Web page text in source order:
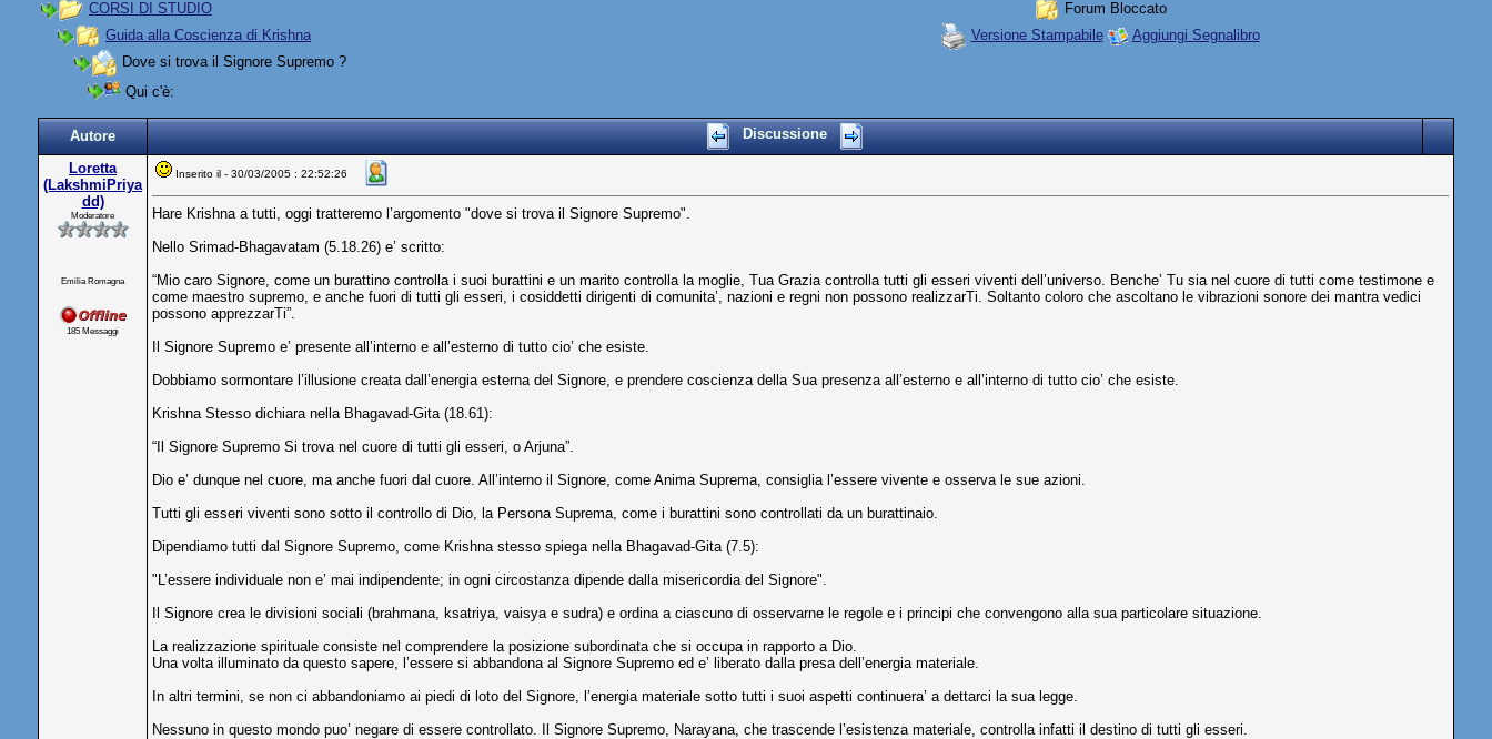
CORSI DI STUDIO
Guida alla Coscienza di Krishna
Dove si trova il Signore Supremo ?
Forum Bloccato
Versione Stampabile
Aggiungi Segnalibro
Qui c'è:
Autore Discussione
Loretta
(LakshmiPriya
dd)
Moderatore
Emilia Romagna
185 Messaggi
Inserito il - 30/03/2005 : 22:52:26
Hare Krishna a tutti, oggi tratteremo l’argomento "dove si trova il Signore Supremo".
Nello Srimad-Bhagavatam (5.18.26) e’ scritto:
“Mio caro Signore, come un burattino controlla i suoi burattini e un marito controlla la moglie, Tua Grazia controlla tutti gli esseri viventi dell’universo. Benche’ Tu sia nel cuore di tutti come testimone e
come maestro supremo, e anche fuori di tutti gli esseri, i cosiddetti dirigenti di comunita’, nazioni e regni non possono realizzarTi. Soltanto coloro che ascoltano le vibrazioni sonore dei mantra vedici
possono apprezzarTi”.
Il Signore Supremo e’ presente all’interno e all’esterno di tutto cio’ che esiste.
Dobbiamo sormontare l’illusione creata dall’energia esterna del Signore, e prendere coscienza della Sua presenza all’esterno e all’interno di tutto cio’ che esiste.
Krishna Stesso dichiara nella Bhagavad-Gita (18.61):
“Il Signore Supremo Si trova nel cuore di tutti gli esseri, o Arjuna”.
Dio e’ dunque nel cuore, ma anche fuori dal cuore. All’interno il Signore, come Anima Suprema, consiglia l’essere vivente e osserva le sue azioni.
Tutti gli esseri viventi sono sotto il controllo di Dio, la Persona Suprema, come i burattini sono controllati da un burattinaio.
Dipendiamo tutti dal Signore Supremo, come Krishna stesso spiega nella Bhagavad-Gita (7.5):
"L’essere individuale non e’ mai indipendente; in ogni circostanza dipende dalla misericordia del Signore".
Il Signore crea le divisioni sociali (brahmana, ksatriya, vaisya e sudra) e ordina a ciascuno di osservarne le regole e i principi che convengono alla sua particolare situazione.
La realizzazione spirituale consiste nel comprendere la posizione subordinata che si occupa in rapporto a Dio.
Una volta illuminato da questo sapere, l’essere si abbandona al Signore Supremo ed e’ liberato dalla presa dell’energia materiale.
In altri termini, se non ci abbandoniamo ai piedi di loto del Signore, l’energia materiale sotto tutti i suoi aspetti continuera’ a dettarci la sua legge.
Nessuno in questo mondo puo’ negare di essere controllato. Il Signore Supremo, Narayana, che trascende l’esistenza materiale, controlla infatti il destino di tutti gli esseri.